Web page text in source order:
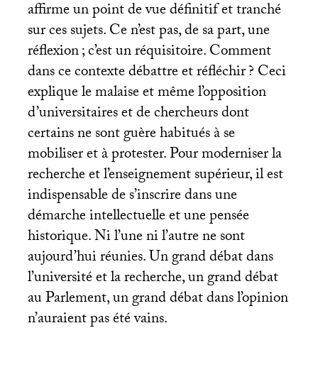
affirme un point de vue définitif et tranché
sur ces sujets. Ce n’est pas, de sa part, une
réflexion; c’est un réquisitoire. Comment
dans ce contexte débattre et réfléchir? Ceci
explique le malaise et même l’opposition
d’universitaires et de chercheurs dont
certains ne sont guère habitués à se
mobiliser et à protester. Pour moderniser la
recherche et l’enseignement supérieur, il est
indispensable de s’inscrire dans une
démarche intellectuelle et une pensée
historique. Ni l’une ni l’autre ne sont
aujourd’hui réunies. Un grand débat dans
l’université et la recherche, un grand débat
au Parlement, un grand débat dans l’opinion
n’auraient pas été vains.